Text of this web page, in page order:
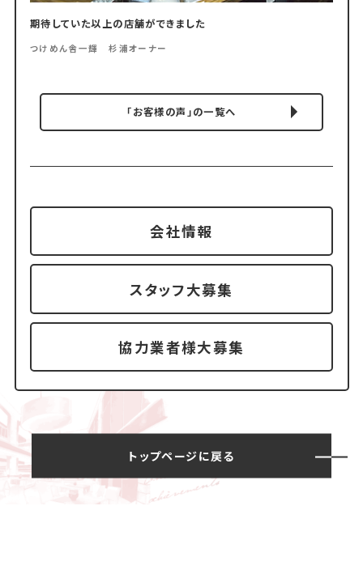
期待していた以上の店舗ができました
つけめん舎一輝 杉浦オーナー
「お客様の声」の一覧へ
会社情報
スタッフ大募集
協力業者様大募集
トップページに戻る